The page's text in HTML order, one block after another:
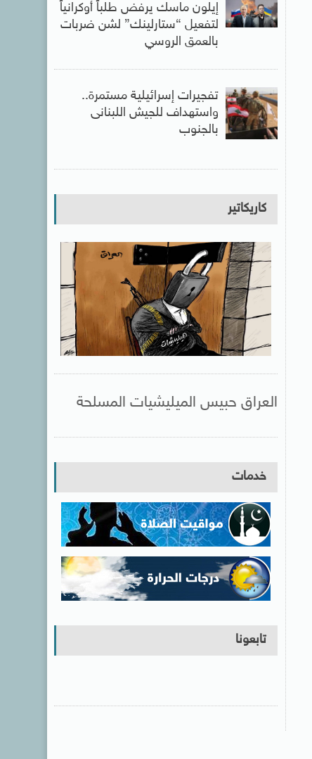
إيلون ماسك يرفض طلباً أوكرانياً
لتفعيل “ستارلينك” لشن ضربات
بالعمق الروسي
تفجيرات إسرائيلية مستمرة..
واستهداف للجيش اللبنانى
بالجنوب
كاريكاتير
العراق حبيس الميليشيات المسلحة
خدمات
تابعونا